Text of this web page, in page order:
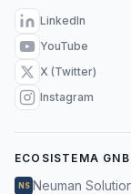
LinkedIn
YouTube
X (Twitter)
Instagram
ECOSISTEMA GNB
NS Neuman